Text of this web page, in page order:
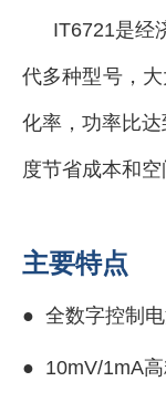
IT6721是经
代多种型号，
化率，功率比
度节省成本和
主要特点
● 全数字控制
● 10mV/1mA